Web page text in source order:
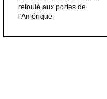
refoulé aux portes de
l'Amérique